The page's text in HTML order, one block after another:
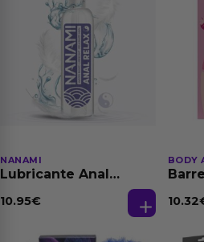
NANAMI
Lubricante Anal
Dilatación Base Agua
10.95€
BODY
10.32